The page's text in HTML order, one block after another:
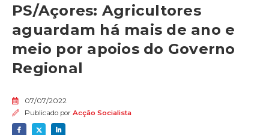
PS/Açores: Agricultores
aguardam há mais de ano e
meio por apoios do Governo
Regional
07/07/2022
Publicado por Acção Socialista